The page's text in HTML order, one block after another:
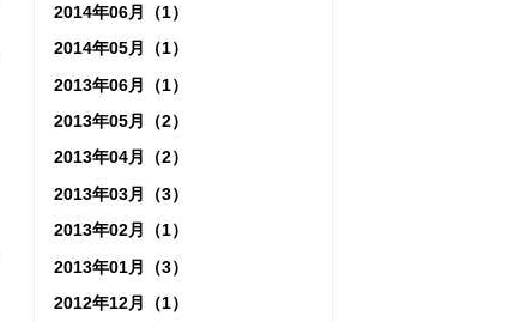
2014年06月（1）
2014年05月（1）
2013年06月（1）
2013年05月（2）
2013年04月（2）
2013年03月（3）
2013年02月（1）
2013年01月（3）
2012年12月（1）